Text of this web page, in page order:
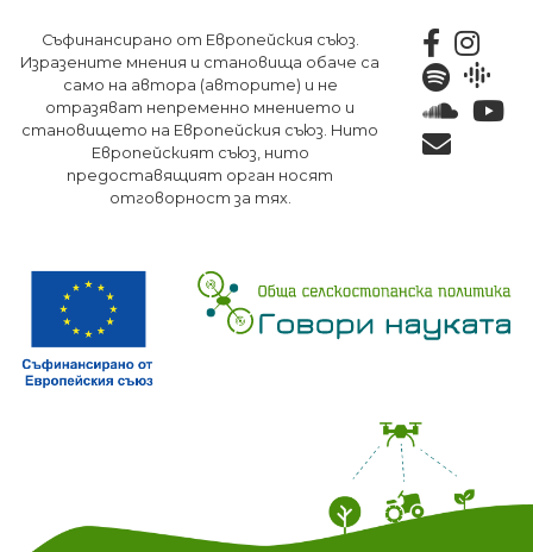
към
основното
съдържание
Съфинансирано от Европейския съюз.
Изразените мнения и становища обаче са
само на автора (авторите) и не
отразяват непременно мнението и
становището на Европейския съюз. Нито
Европейският съюз, нито
предоставящият орган носят
отговорност за тях.